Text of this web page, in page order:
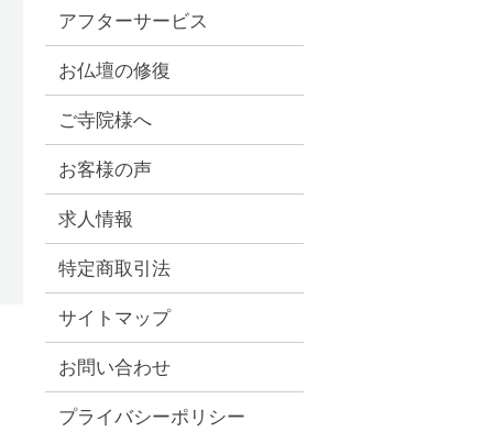
アフターサービス
お仏壇の修復
ご寺院様へ
お客様の声
求人情報
特定商取引法
サイトマップ
お問い合わせ
プライバシーポリシー